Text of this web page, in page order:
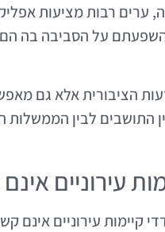
ערים רבות מציעות
על הסביבה בה הם
הציבורית אלא גם
לבין הממשלות
קיימות עירוניים אינם